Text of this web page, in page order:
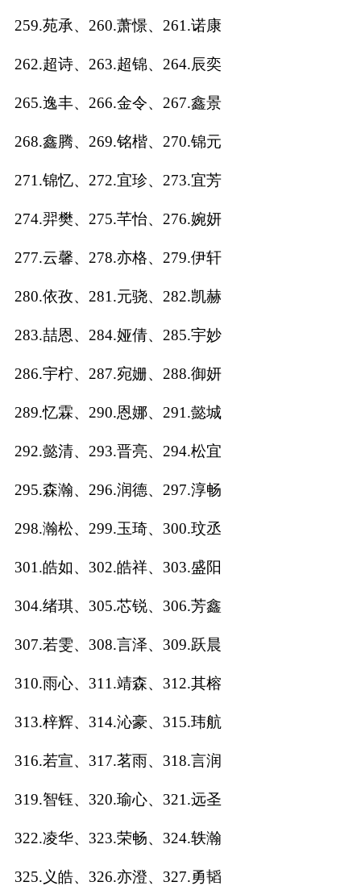
259.苑承、260.萧憬、261.诺康
262.超诗、263.超锦、264.辰奕
265.逸丰、266.金令、267.鑫景
268.鑫腾、269.铭楷、270.锦元
271.锦忆、272.宜珍、273.宜芳
274.羿樊、275.芊怡、276.婉妍
277.云馨、278.亦格、279.伊轩
280.依孜、281.元骁、282.凯赫
283.喆恩、284.娅倩、285.宇妙
286.宇柠、287.宛姗、288.御妍
289.忆霖、290.恩娜、291.懿城
292.懿清、293.晋亮、294.松宜
295.森瀚、296.润德、297.淳畅
298.瀚松、299.玉琦、300.玟丞
301.皓如、302.皓祥、303.盛阳
304.绪琪、305.芯锐、306.芳鑫
307.若雯、308.言泽、309.跃晨
310.雨心、311.靖森、312.其榕
313.梓辉、314.沁豪、315.玮航
316.若宣、317.茗雨、318.言润
319.智钰、320.瑜心、321.远圣
322.凌华、323.荣畅、324.轶瀚
325.义皓、326.亦澄、327.勇韬